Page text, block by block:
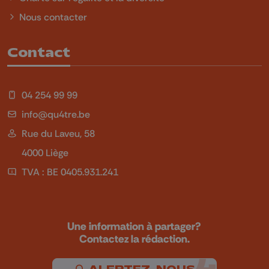
Nous contacter
Contact
04 254 99 99
info@qu4tre.be
Rue du Laveu, 58
4000 Liège
TVA : BE 0405.931.241
Une information à partager?
Contactez la rédaction.